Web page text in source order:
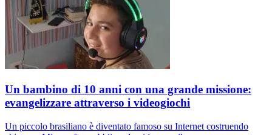
Un bambino di 10 anni con una grande missione:
evangelizzare attraverso i videogiochi
Un piccolo brasiliano è diventato famoso su Internet costruendo